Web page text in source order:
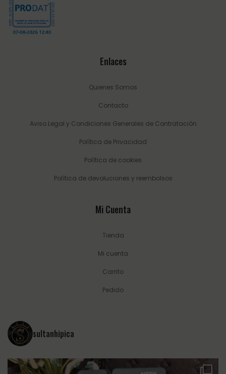
Enlaces
Quienes Somos
Contacto
Aviso Legal y Condiciones Generales de Contratación
Política de Privacidad
Política de cookies
Política de devoluciones y reembolsos
Mi Cuenta
Tienda
Mi cuenta
Carrito
Pedido
sultanhipica